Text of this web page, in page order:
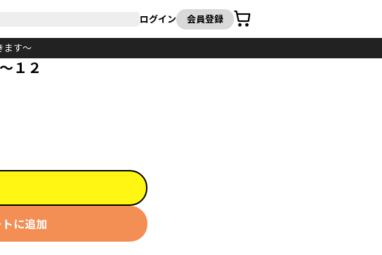
ログイン 会員登録
カート
ます～
１２
に追加